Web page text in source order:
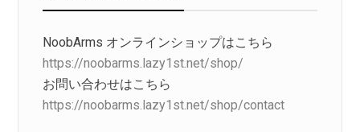
NoobArms オンラインショップはこちら
https://noobarms.lazy1st.net/shop/
お問い合わせはこちら
https://noobarms.lazy1st.net/shop/contact